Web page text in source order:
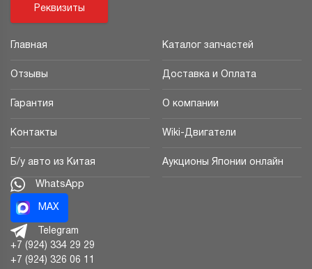
Реквизиты
Главная Каталог запчастей
Отзывы Доставка и Оплата
Гарантия О компании
Контакты Wiki-Двигатели
Б/у авто из Китая Аукционы Японии онлайн
WhatsApp
MAX
Telegram
+7 (924) 334 29 29
+7 (924) 326 06 11